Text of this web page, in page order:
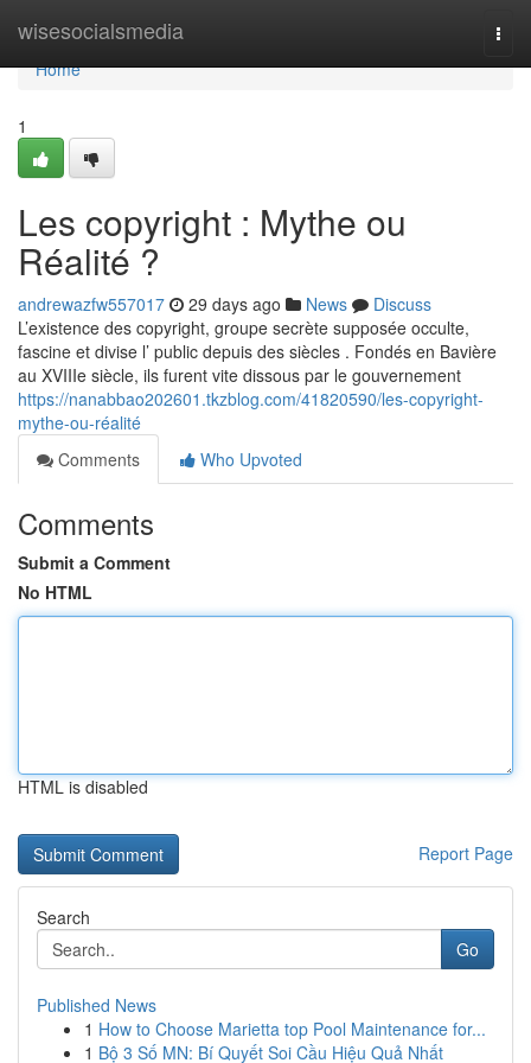
wisesocialsmedia
Home
Home
1
Les copyright : Mythe ou
Réalité ?
andrewazfw557017 29 days ago News
Discuss
L’existence des copyright, groupe secrète supposée occulte,
fascine et divise l’ public depuis des siècles . Fondés en Bavière
au XVIIIe siècle, ils furent vite dissous par le gouvernement
https://nanabbao202601.tkzblog.com/41820590/les-copyright-
mythe-ou-réalité
Comments
Who Upvoted
Comments
Submit a Comment
No HTML
HTML is disabled
Report Page
Search
Go
Published News
1 How to Choose Marietta top Pool Maintenance for...
1 Bộ 3 Số MN: Bí Quyết Soi Cầu Hiệu Quả Nhất